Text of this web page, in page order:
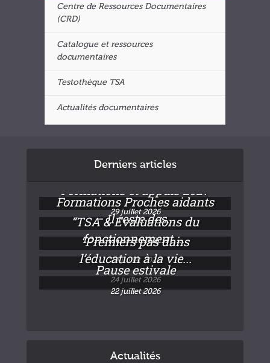
Centre de Ressources Documentaires
(CRD)
Catalogue et ressources
documentaires
Testothèque TSA
Actualités documentaires
Derniers articles
Formations et appuis 2027
29 juillet 2026
Formations Proches aidants
– Il reste des...
24 juillet 2026
“TSA & Evaluations du
fonctionnement :...
24 juillet 2026
“Premiers pas dans
l’éducation à la vie...
24 juillet 2026
Pause estivale
22 juillet 2026
Actualités